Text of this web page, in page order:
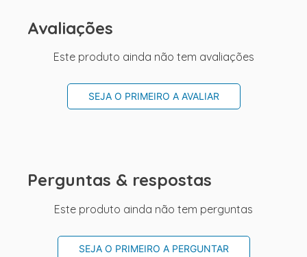
Avaliações
Este produto ainda não tem avaliações
SEJA O PRIMEIRO A AVALIAR
Perguntas & respostas
Este produto ainda não tem perguntas
SEJA O PRIMEIRO A PERGUNTAR